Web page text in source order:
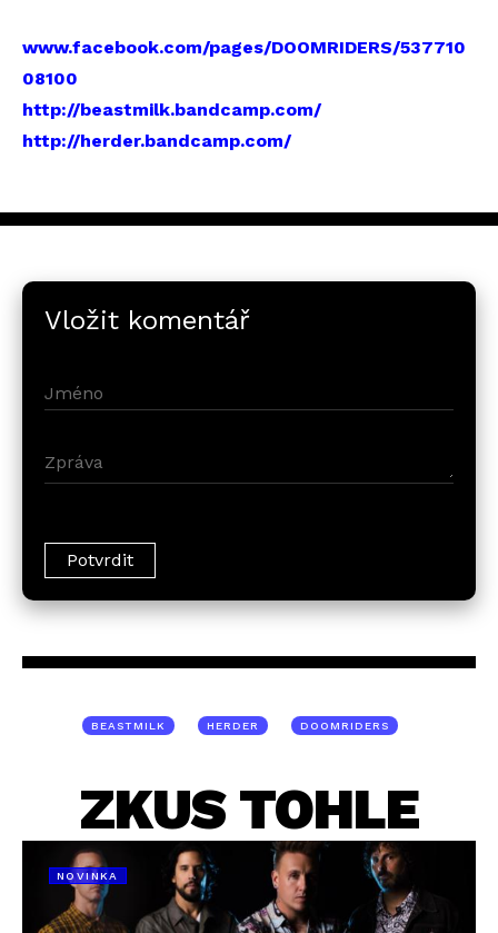
www.facebook.com/pages/DOOMRIDERS/537710
08100
http://beastmilk.bandcamp.com/
http://herder.bandcamp.com/
Vložit komentář
BEASTMILK HERDER DOOMRIDERS
ZKUS TOHLE
NOVINKA